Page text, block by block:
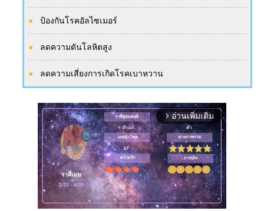
ป้องกันโรคอัลไซเมอร์
ลดความดันโลหิตสูง
ลดความเสี่ยงการเกิดโรคเบาหวาน
arrow_forward_ios อ่านเพิ่มเติม